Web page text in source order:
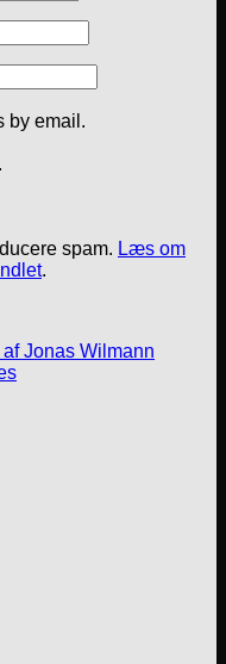
by email.
spam. Læs om
.
Jonas Wilmann